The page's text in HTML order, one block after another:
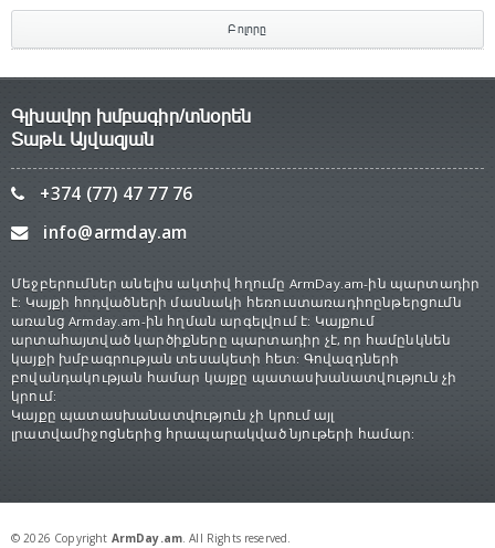
Բոլորը
Գլխավոր խմբագիր/տնօրեն
Տաթև Այվազյան
+374 (77) 47 77 76
info@armday.am
Մեջբերումներ անելիս ակտիվ հղումը ArmDay.am-ին պարտադիր
է: Կայքի հոդվածների մասնակի հեռուստառադիոընթերցումն
առանց Armday.am-ին հղման արգելվում է: Կայքում
արտահայտված կարծիքները պարտադիր չէ, որ համընկնեն
կայքի խմբագրության տեսակետի հետ: Գովազդների
բովանդակության համար կայքը պատասխանատվություն չի
կրում:
Կայքը պատասխանատվություն չի կրում այլ
լրատվամիջոցներից հրապարակված նյութերի համար:
© 2026 Copyright ArmDay.am. All Rights reserved.